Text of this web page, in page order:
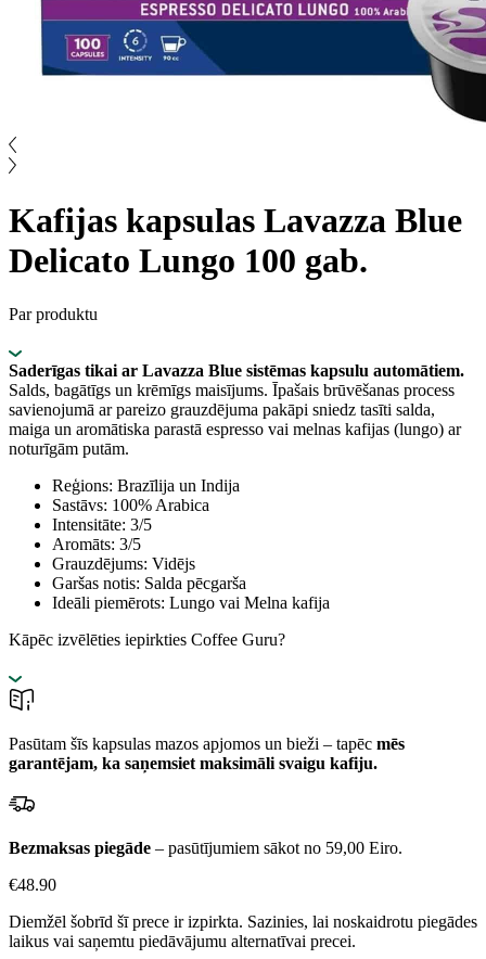
Kafijas kapsulas Lavazza Blue
Delicato Lungo 100 gab.
Par produktu
Saderīgas tikai ar Lavazza Blue sistēmas kapsulu automātiem.
Salds, bagātīgs un krēmīgs maisījums. Īpašais brūvēšanas process
savienojumā ar pareizo grauzdējuma pakāpi sniedz tasīti salda,
maiga un aromātiska parastā espresso vai melnas kafijas (lungo) ar
noturīgām putām.
Reģions: Brazīlija un Indija
Sastāvs: 100% Arabica
Intensitāte: 3/5
Aromāts: 3/5
Grauzdējums: Vidējs
Garšas notis: Salda pēcgarša
Ideāli piemērots: Lungo vai Melna kafija
Kāpēc izvēlēties iepirkties Coffee Guru?
Pasūtam šīs kapsulas mazos apjomos un bieži – tapēc mēs
garantējam, ka saņemsiet maksimāli svaigu kafiju.
Bezmaksas piegāde – pasūtījumiem sākot no 59,00 Eiro.
€48.90
Diemžēl šobrīd šī prece ir izpirkta. Sazinies, lai noskaidrotu piegādes
laikus vai saņemtu piedāvājumu alternatīvai precei.